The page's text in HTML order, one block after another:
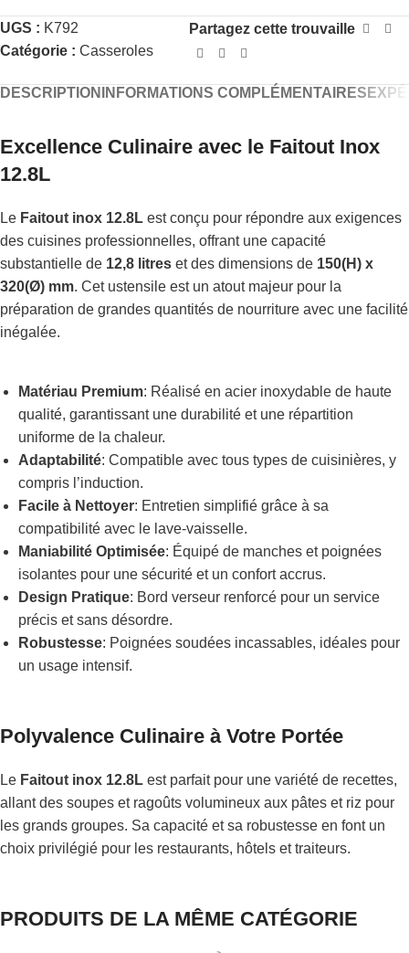
UGS : K792
Catégorie : Casseroles
Partagez cette trouvaille
DESCRIPTION INFORMATIONS COMPLÉMENTAIRES
Excellence Culinaire avec le Faitout Inox
12.8L
Le Faitout inox 12.8L est conçu pour répondre aux exigences
des cuisines professionnelles, offrant une capacité
substantielle de 12,8 litres et des dimensions de 150(H) x
320(Ø) mm. Cet ustensile est un atout majeur pour la
préparation de grandes quantités de nourriture avec une facilité
inégalée.
Matériau Premium: Réalisé en acier inoxydable de haute
qualité, garantissant une durabilité et une répartition
uniforme de la chaleur.
Adaptabilité: Compatible avec tous types de cuisinières, y
compris l’induction.
Facile à Nettoyer: Entretien simplifié grâce à sa
compatibilité avec le lave-vaisselle.
Maniabilité Optimisée: Équipé de manches et poignées
isolantes pour une sécurité et un confort accrus.
Design Pratique: Bord verseur renforcé pour un service
précis et sans désordre.
Robustesse: Poignées soudées incassables, idéales pour
un usage intensif.
Polyvalence Culinaire à Votre Portée
Le Faitout inox 12.8L est parfait pour une variété de recettes,
allant des soupes et ragoûts volumineux aux pâtes et riz pour
les grands groupes. Sa capacité et sa robustesse en font un
choix privilégié pour les restaurants, hôtels et traiteurs.
PRODUITS DE LA MÊME CATÉGORIE